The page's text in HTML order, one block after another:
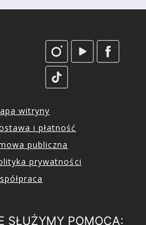
witryny
i płatność
publiczna
prywatności
SŁUŻYMY POMOCĄ: